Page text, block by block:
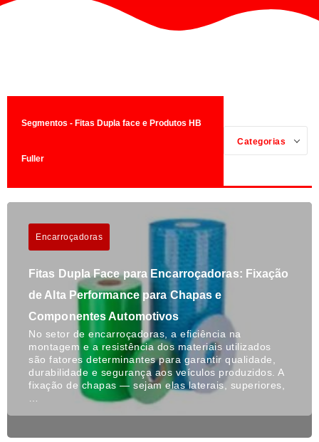
Segmentos - Fitas Dupla face e Produtos HB
Fuller
Categorias
Encarroçadoras
Fitas Dupla Face para Encarroçadoras: Fixação
de Alta Performance para Chapas e
Componentes Automotivos
No setor de encarroçadoras, a eficiência na
montagem e a resistência dos materiais utilizados
são fatores determinantes para garantir qualidade,
durabilidade e segurança aos veículos produzidos. A
fixação de chapas — sejam elas laterais, superiores,